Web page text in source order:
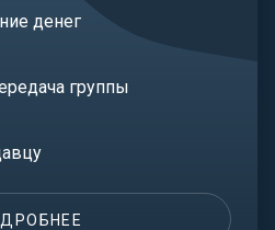
денег
группы